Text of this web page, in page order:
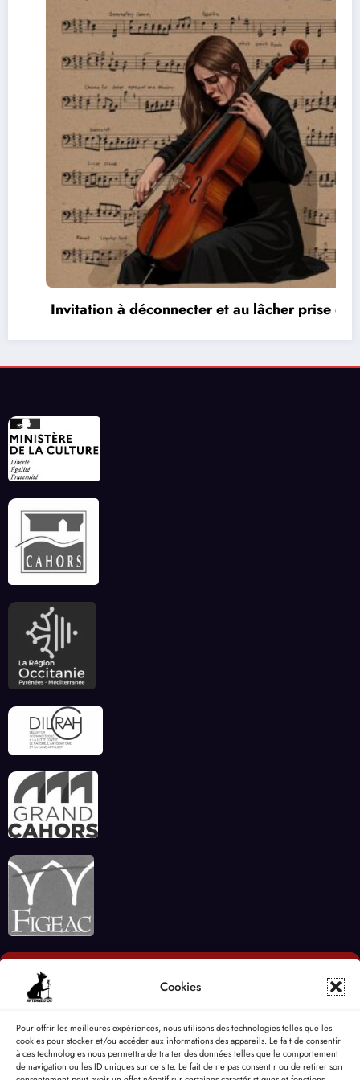
Cookies
Pour offrir les meilleures expériences, nous utilisons des technologies telles que les
cookies pour stocker et/ou accéder aux informations des appareils. Le fait de consentir
à ces technologies nous permettra de traiter des données telles que le comportement
de navigation ou les ID uniques sur ce site. Le fait de ne pas consentir ou de retirer son
lâcher prise en
Les réseaux de